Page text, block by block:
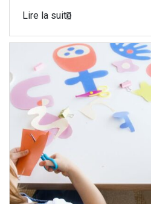
Lire la suite